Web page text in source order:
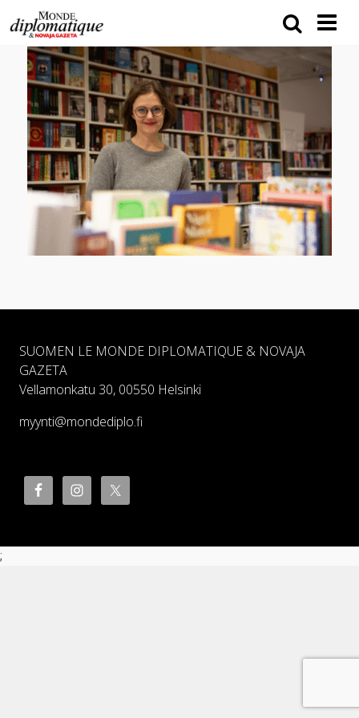
SUOMEN LE MONDE DIPLOMATIQUE & NOVAJA
GAZETA
Vellamonkatu 30, 00550 Helsinki
myynti@mondediplo.fi
;